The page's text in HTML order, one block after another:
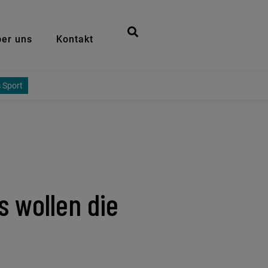
uns Kontakt
Sport
wollen die